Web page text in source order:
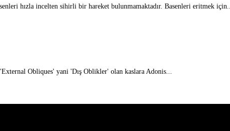
hızla incelten sihirli bir hareket bulunmamaktadır. Basenleri eritmek için...
Obliques' yani 'Dış Oblikler' olan kaslara Adonis...